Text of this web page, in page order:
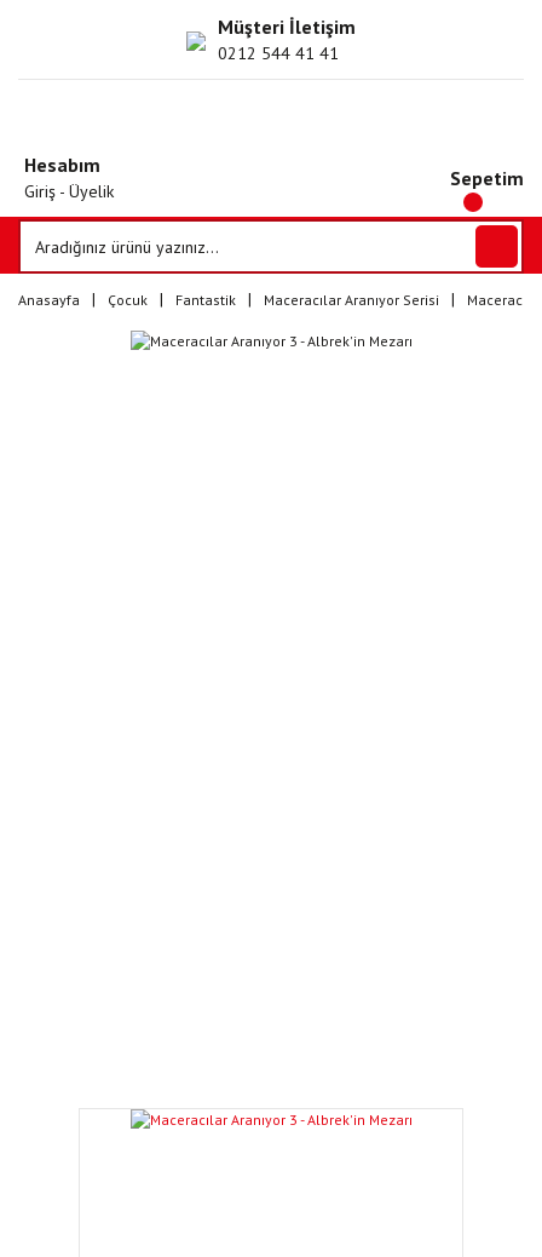
Müşteri İletişim
0212 544 41 41
Hesabım
Giriş - Üyelik
Sepetim
Anasayfa Çocuk Fantastik Maceracılar Aranıyor Serisi